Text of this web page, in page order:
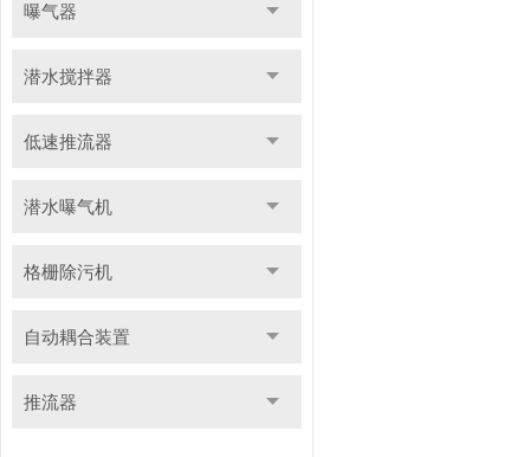
曝气器
潜水搅拌器
低速推流器
潜水曝气机
格栅除污机
自动耦合装置
推流器